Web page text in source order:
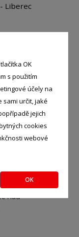
OK
s použitím
účely na
sami určit, jaké
jejich
cookies
webové
OK
Liberec
nad